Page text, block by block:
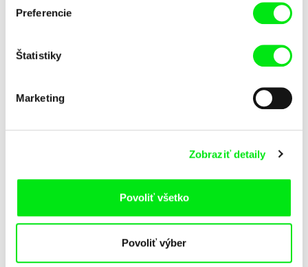
Preferencie
Štatistiky
Marketing
Zobraziť detaily
Povoliť všetko
Povoliť výber
Hľadanie stratených svetov
(Spomienky Heleny
Hľadanie stratených svetov
Milan Homolka